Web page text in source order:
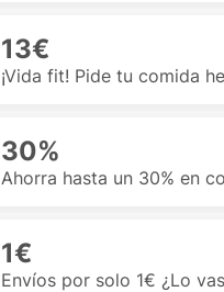
13€
¡Vida fit! Pide tu comida
30%
Ahorra hasta un 30% en
1€
Envíos por solo 1€ ¿Lo